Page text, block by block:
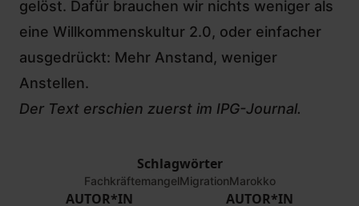
gelöst. Dafür brauchen wir nichts weniger als
eine Willkommenskultur 2.0, oder einfacher
ausgedrückt: Mehr Anstand, weniger
Anstellen.
Der Text erschien zuerst im IPG-Journal.
Schlagwörter
FachkräftemangelMigrationMarokko
AUTOR*IN AUTOR*IN